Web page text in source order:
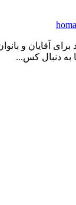
آقایان و
به دنبال کس...